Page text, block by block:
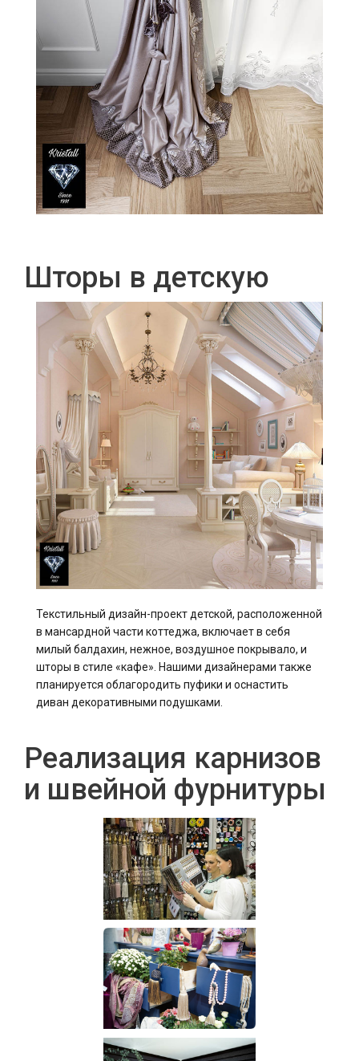
Шторы в детскую
Текстильный дизайн-проект детской, расположенной
в мансардной части коттеджа, включает в себя
милый балдахин, нежное, воздушное покрывало, и
шторы в стиле «кафе». Нашими дизайнерами также
планируется облагородить пуфики и оснастить
диван декоративными подушками.
Реализация карнизов
и швейной фурнитуры